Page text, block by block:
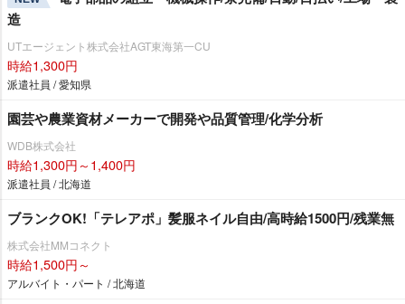
造
UTエージェント株式会社AGT東海第一CU
時給1,300円
派遣社員 / 愛知県
園芸や農業資材メーカーで開発や品質管理/化学分析
WDB株式会社
時給1,300円～1,400円
派遣社員 / 北海道
ブランクOK!「テレアポ」髪服ネイル自由/高時給1500円/残業無
株式会社MMコネクト
時給1,500円～
アルバイト・パート / 北海道